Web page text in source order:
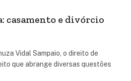
casamento e divórcio
Vidal Sampaio, o direito de
que abrange diversas questões